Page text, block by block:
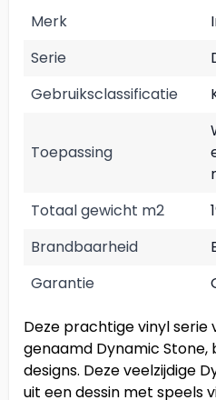
Merk
Serie
Gebruiksclassificatie
Toepassing
Totaal gewicht m2
Brandbaarheid
Garantie
Deze prachtige vinyl serie
genaamd Dynamic Stone,
designs. Deze veelzijdige
uit een dessin met speels